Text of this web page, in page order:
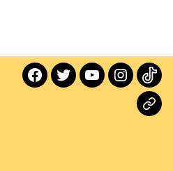
Facebook
TwitterYoutube